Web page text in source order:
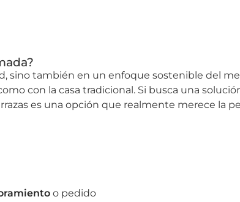
sino también en un enfoque sostenible del
con la casa tradicional. Si busca una
es una opción que realmente merece la
o pedido